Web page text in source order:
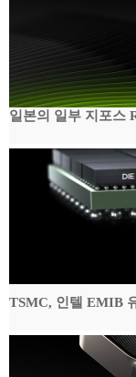
일본의 일부 지포스
TSMC, 인텔 EMIB